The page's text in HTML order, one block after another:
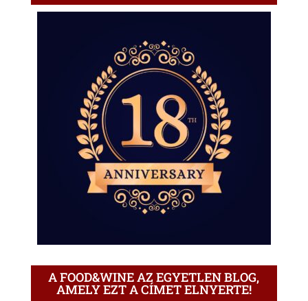
A FOOD&WINE AZ EGYETLEN BLOG,
AMELY EZT A CÍMET ELNYERTE!